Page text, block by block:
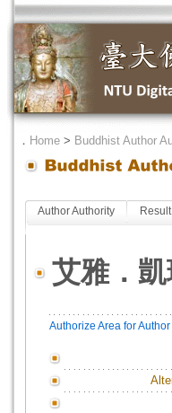
． Home > Buddhist Author
Author Authority Result
艾雅．
Authorize Area for Author